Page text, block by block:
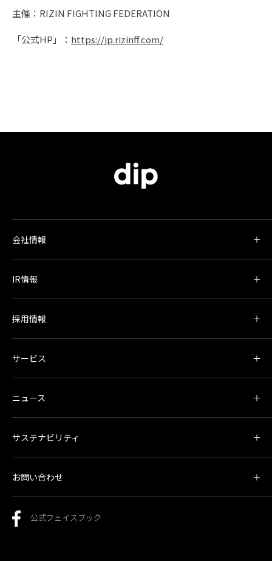
主催：RIZIN FIGHTING FEDERATION
「公式HP」： https://jp.rizinff.com/
会社情報
IR情報
採用情報
サービス
ニュース
サステナビリティ
お問い合わせ
公式フェイスブック